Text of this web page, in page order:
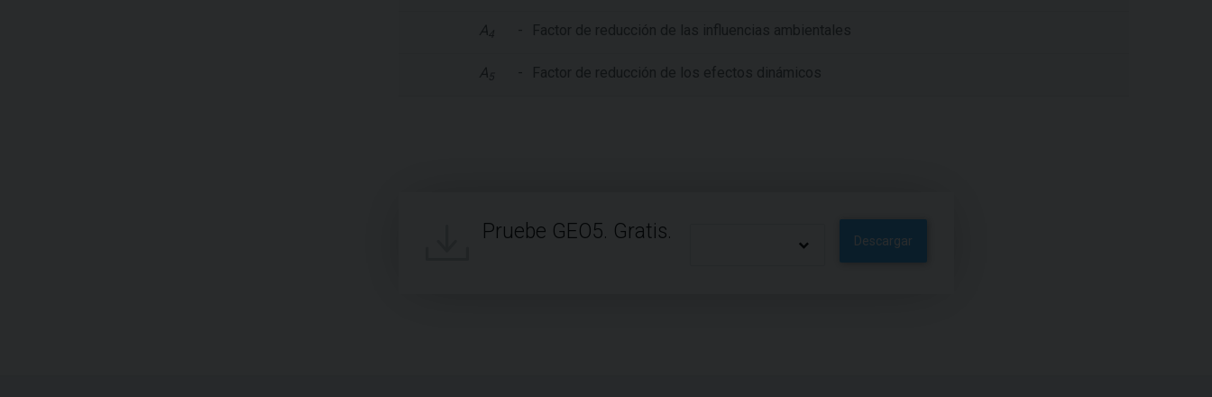
A 4 - Factor de reducción de las influencias ambientales
A 5 - Factor de reducción de los efectos dinámicos
Pruebe GEO5. Gratis. Descargar